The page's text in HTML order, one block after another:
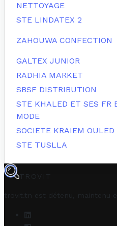
NETTOYAGE
STE LINDATEX 2
ZAHOUWA CONFECTION
GALTEX JUNIOR
RADHIA MARKET
SBSF DISTRIBUTION
STE KHALED ET SES FR
MODE
SOCIETE KRAIEM
STE TUSLLA
TROVIT
trovit.tn est détenu, maintenu